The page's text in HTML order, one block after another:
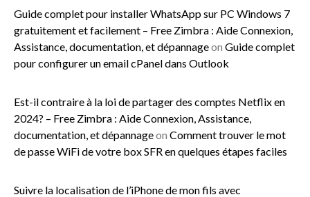
Guide complet pour installer WhatsApp sur PC Windows 7
gratuitement et facilement – Free Zimbra : Aide Connexion,
Assistance, documentation, et dépannageon Guide complet
pour configurer un email cPanel dans Outlook
Est-il contraire à la loi de partager des comptes Netflix en
2024? – Free Zimbra : Aide Connexion, Assistance,
documentation, et dépannageon Comment trouver le mot
de passe WiFi de votre box SFR en quelques étapes faciles
Suivre la localisation de l’iPhone de mon fils avec